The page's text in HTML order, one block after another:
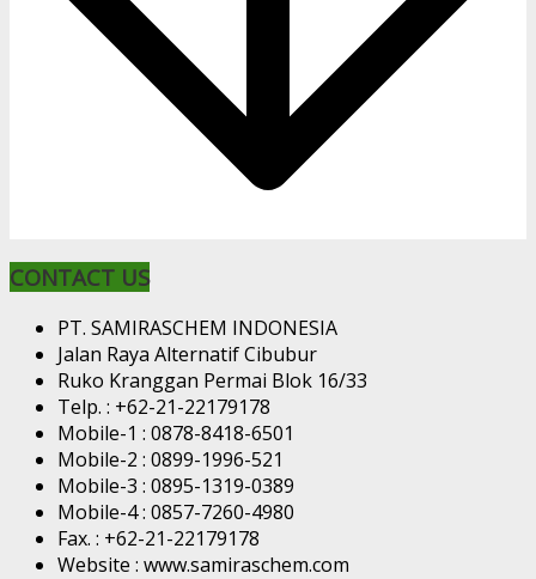
CONTACT US
PT. SAMIRASCHEM INDONESIA
Jalan Raya Alternatif Cibubur
Ruko Kranggan Permai Blok 16/33
Telp. : +62-21-22179178
Mobile-1 : 0878-8418-6501
Mobile-2 : 0899-1996-521
Mobile-3 : 0895-1319-0389
Mobile-4 : 0857-7260-4980
Fax. : +62-21-22179178
Website : www.samiraschem.com